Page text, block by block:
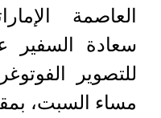
العاصمة
سعادة
للتصوير
مساء السبت،